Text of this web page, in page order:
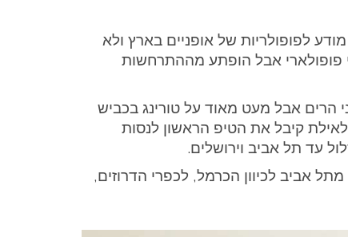
לפופולריות של אופניים בארץ ולא
פופולארי אבל הופתע מההתרחשות
הרים אבל מעט מאוד על טורינג בכביש
קיבל את הטיפ הראשון לנסות
עד תל אביב וירושלים.
אביב לכיוון הכרמל, לכפרי הדרוזים,